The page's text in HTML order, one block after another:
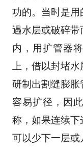
功的。当时是
遇水层或破碎
内，用扩管器
上，借以封堵水
研制出割缝膨
容易扩径 ，因
称，如果连续下
可以少下一层或